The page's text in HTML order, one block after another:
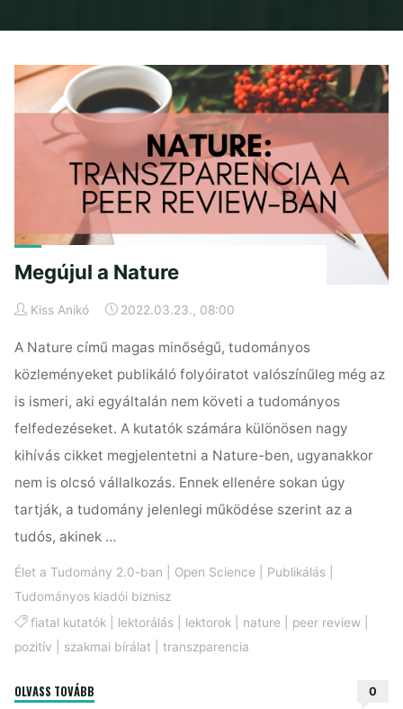
Megújul a Nature
Kiss Anikó 2022.03.23., 08:00
A Nature című magas minőségű, tudományos
közleményeket publikáló folyóiratot valószínűleg még az
is ismeri, aki egyáltalán nem követi a tudományos
felfedezéseket. A kutatók számára különösen nagy
kihívás cikket megjelentetni a Nature-ben, ugyanakkor
nem is olcsó vállalkozás. Ennek ellenére sokan úgy
tartják, a tudomány jelenlegi működése szerint az a
tudós, akinek …
Élet a Tudomány 2.0-ban Open Science Publikálás
Tudományos kiadói biznisz
fiatal kutatók| lektorálás| lektorok| nature peer review|
pozitív
szakmai bírálat |transzparencia
OLVASS TOVÁBB 0